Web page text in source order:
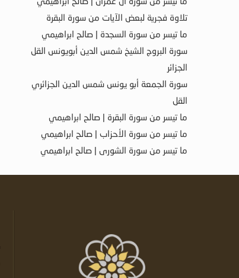
تلاوة فجرية لبعض الآيات من سورة البقرة
ما تيسر من سورة السجدة | صالح ابراهيمي
سورة البروج الشيخ شمس الدين أبويونس القل
الجزائر
سورة الجمعة أبو يونس شمس الدين الجزائري
القل
ما تيسر من سورة البقرة | صالح ابراهيمي
ما تيسر من سورة الأحزاب | صالح ابراهيمي
ما تيسر من سورة الشورى | صالح ابراهيمي